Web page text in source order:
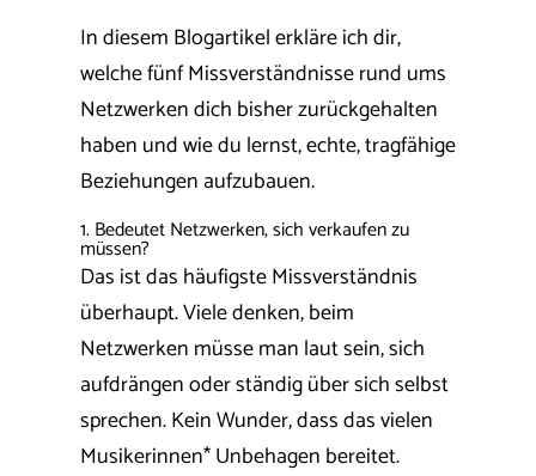
In diesem Blogartikel erkläre ich dir,
welche fünf Missverständnisse rund ums
Netzwerken dich bisher zurückgehalten
haben und wie du lernst, echte, tragfähige
Beziehungen aufzubauen.
1. Bedeutet Netzwerken, sich verkaufen zu
müssen?
Das ist das häufigste Missverständnis
überhaupt. Viele denken, beim
Netzwerken müsse man laut sein, sich
aufdrängen oder ständig über sich selbst
sprechen. Kein Wunder, dass das vielen
Musikerinnen* Unbehagen bereitet.